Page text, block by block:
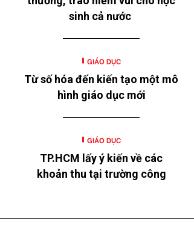
sinh cả nước
GIÁO DỤC
Từ số hóa đến kiến tạo một mô
hình giáo dục mới
GIÁO DỤC
TP.HCM lấy ý kiến về các
khoản thu tại trường công